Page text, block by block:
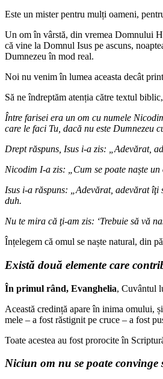
Este un mister pentru mulți oameni,
Un om în vârstă, din vremea Domnului
că vine la Domnul Isus pe ascuns,
Dumnezeu în mod real.
Noi nu venim în lumea aceasta decât
Să ne îndreptăm atenția către textul
Între farisei era un om cu numele
care le faci Tu, dacă nu este Dumnezeu
Drept răspuns, Isus i-a zis: „Adevărat,
Nicodim I-a zis: „Cum se poate naște
Isus i-a răspuns: „Adevărat, adevărat îţi
duh.
Nu te mira că ţi-am zis: ‘Trebuie să vă
Înțelegem că omul se naște natural, din
Există două elemente care
În primul rând, Evanghelia, Cuvântul
Această credință apare în inima omului,
mele – a fost răstignit pe cruce – a fost
Toate acestea au fost prorocite în
Niciun om nu se poate